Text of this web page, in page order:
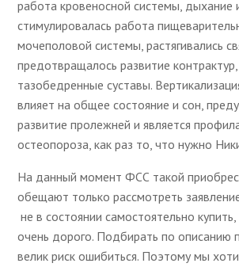
работа кровеносной системы, дыхание
стимулировалась работа
мочеполовой системы, растягивались
предотвращалось развитие контрактур,
тазобедренные суставы.
влияет на общее состояние и сон,
развитие пролежней и является
остеопороза, как раз то, что нужно
На данный момент ФСС такой
обещают только рассмотреть
не в состоянии самостоятельно
очень дорого. Подбирать по описанию
велик риск ошибиться. Поэтому мы